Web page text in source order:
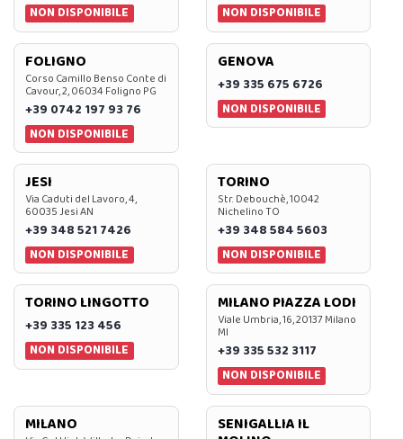
NON DISPONIBILE
NON DISPONIBILE
FOLIGNO
Corso Camillo Benso Conte di
Cavour, 2, 06034 Foligno PG
+39 0742 197 93 76
NON DISPONIBILE
GENOVA
+39 335 675 6726
NON DISPONIBILE
JESI
Via Caduti del Lavoro, 4,
60035 Jesi AN
+39 348 521 7426
NON DISPONIBILE
TORINO
Str. Debouchè, 10042
Nichelino TO
+39 348 584 5603
NON DISPONIBILE
TORINO LINGOTTO
+39 335 123 456
NON DISPONIBILE
MILANO PIAZZA LODI
Viale Umbria, 16, 20137 Milano
MI
+39 335 532 3117
NON DISPONIBILE
MILANO SENIGALLIA IL